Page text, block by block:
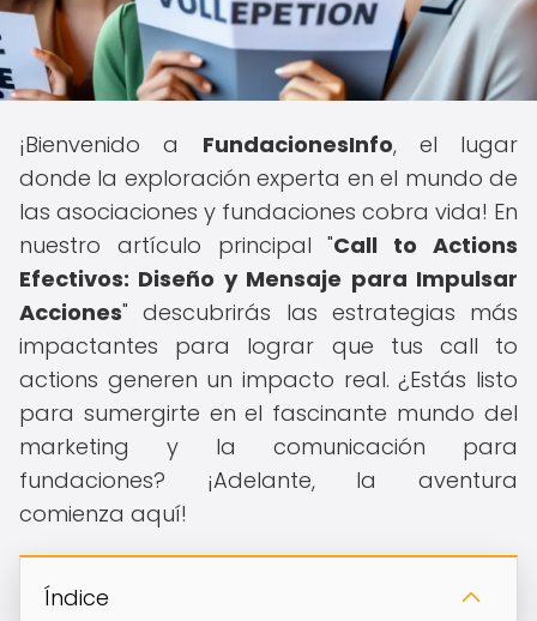
¡Bienvenido a FundacionesInfo, el lugar
donde la exploración experta en el mundo de
las asociaciones y fundaciones cobra vida! En
nuestro artículo principal "Call to Actions
Efectivos: Diseño y Mensaje para Impulsar
Acciones" descubrirás las estrategias más
impactantes para lograr que tus call to
actions generen un impacto real. ¿Estás listo
para sumergirte en el fascinante mundo del
marketing y la comunicación para
fundaciones? ¡Adelante, la aventura
comienza aquí!
Índice